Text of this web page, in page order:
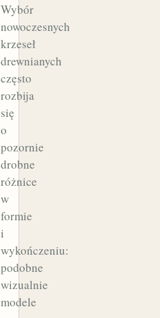
Wybór
nowoczesnych
krzeseł
drewnianych
często
rozbija
się
o
pozornie
drobne
różnice
w
formie
i
wykończeniu:
podobne
wizualnie
modele